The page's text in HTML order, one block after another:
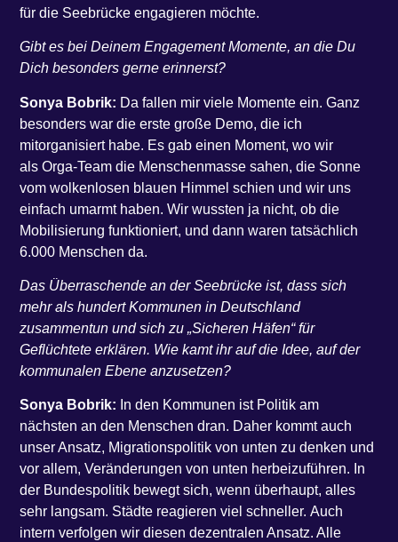
für die Seebrücke engagieren möchte.
Gibt es bei Deinem Engagement Momente, an die Du
Dich besonders gerne erinnerst?
Sonya Bobrik: Da fallen mir viele Momente ein. Ganz
besonders war die erste große Demo, die ich
mitorganisiert habe. Es gab einen Moment, wo wir
als Orga-Team die Menschenmasse sahen, die Sonne
vom wolkenlosen blauen Himmel schien und wir uns
einfach umarmt haben. Wir wussten ja nicht, ob die
Mobilisierung funktioniert, und dann waren tatsächlich
6.000 Menschen da.
Das Überraschende an der Seebrücke ist, dass sich
mehr als hundert Kommunen in Deutschland
zusammentun und sich zu „Sicheren Häfen“ für
Geflüchtete erklären. Wie kamt ihr auf die Idee, auf der
kommunalen Ebene anzusetzen?
Sonya Bobrik: In den Kommunen ist Politik am
nächsten an den Menschen dran. Daher kommt auch
unser Ansatz, Migrationspolitik von unten zu denken und
vor allem, Veränderungen von unten herbeizuführen. In
der Bundespolitik bewegt sich, wenn überhaupt, alles
sehr langsam. Städte reagieren viel schneller. Auch
intern verfolgen wir diesen dezentralen Ansatz. Alle